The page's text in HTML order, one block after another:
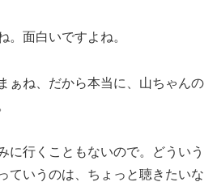
。面白いですよね。
ぁね、だから本当に、山ちゃんの
に行くこともないので。どういう
ていうのは、ちょっと聴きたいな